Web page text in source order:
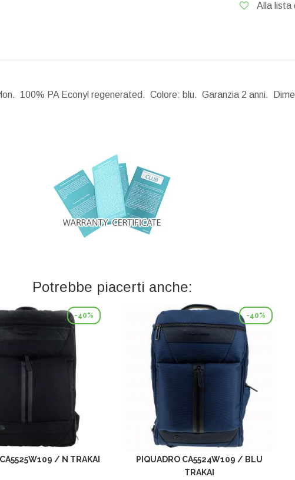
Alla lista
100% PA Econyl regenerated. Colore: blu. Garanzia 2 anni.
Potrebbe piacerti anche:
-40%
/ N TRAKAI
-40%
PIQUADRO CA5524W109 / BLU
TRAKAI